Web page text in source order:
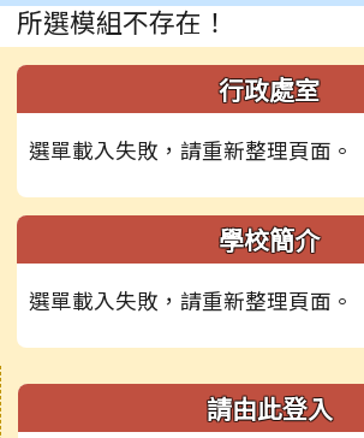
主內容區域
所選模組不存在！
左邊區域內容 行政處室
選單載入失敗，請重新整理頁面。
學校簡介
選單載入失敗，請重新整理頁面。
右邊區域內容 請由此登入
頁尾區域